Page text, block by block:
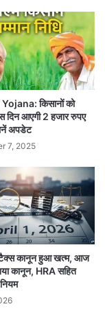
किसानों को
दिन आएगी 2 हजार रुपए
अपडेट
7, 2025
टैक्स कानून हुआ खत्म, आज
कानून, HRA सहित